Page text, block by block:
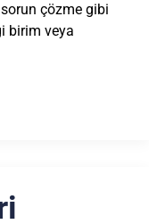
çözme gibi
birim veya